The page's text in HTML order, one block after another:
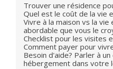
Trouver une résidence
Quel est le coût de la vie
Vivre à la maison vs la vie
abordable que vous le
Checklist pour les visites
Comment payer pour
Besoin d'aide? Parler à
hébergement dans votre